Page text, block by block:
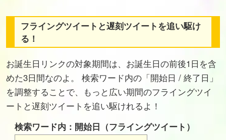
フライングツイートと遅刻ツイートを追い駆け
る！
お誕生日リンクの対象期間は、お誕生日の前後1日を含
めた3日間なのよ。 検索ワード内の「開始日 / 終了日」
を調整することで、もっと広い期間のフライングツイ
ートと遅刻ツイートを追い駆けれるよ！
検索ワード内：開始日（フライングツイート）